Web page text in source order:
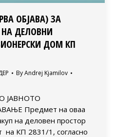
ОБЈАВА) ЗА
ДЕЛОВНИ
ДОМ КП
ByAndrej Kjamilov
ЈАВНОТО
Предмет на оваа
на деловен простор
на КП 2831/1, согласно